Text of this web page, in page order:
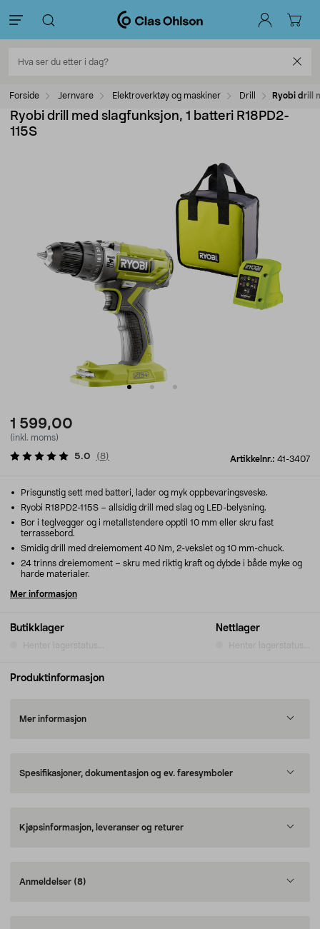
Forside Jernvare Elektroverktøy og maskiner Drill Ryobi drill
Ryobi drill med slagfunksjon, 1 batteri R18PD2-
115S
1 599,00
(inkl. moms)
Artikkelnr.: 41-3407
5.0 (8)
Butikklager
Henter lagerstatus...
Nettlager
Henter lagerstatus...
Prisgunstig sett med batteri, lader og myk oppbevaringsveske.
Ryobi R18PD2-115S – allsidig drill med slag og LED-belysning.
Bor i teglvegger og i metallstendere opptil 10 mm eller skru fast
terrassebord.
Smidig drill med dreiemoment 40 Nm, 2-vekslet og 10 mm-chuck.
24 trinns dreiemoment – skru med riktig kraft og dybde i både myke og
harde materialer.
Mer informasjon
Produktinformasjon
Mer informasjon
Spesifikasjoner, dokumentasjon og ev. faresymboler
Kjøpsinformasjon, leveranser og returer
Anmeldelser (8)